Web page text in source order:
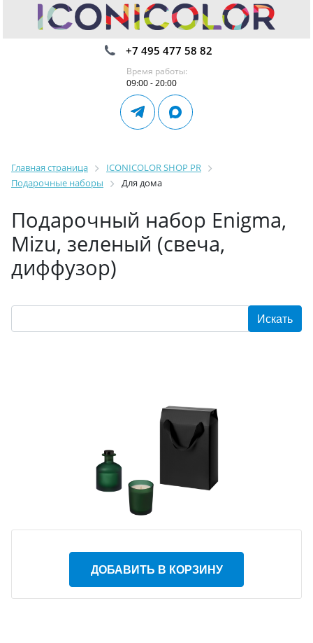
+7 495 477 58 82
Время работы:
09:00 - 20:00
Главная страница
ICONICOLOR SHOP PR
Подарочные наборы
Для дома
Подарочный набор Enigma,
Mizu, зеленый (свеча,
диффузор)
ДОБАВИТЬ В КОРЗИНУ